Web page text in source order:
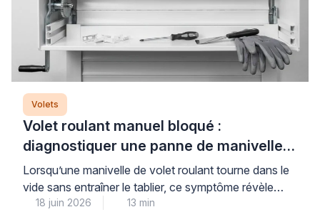
Volets
Volet roulant manuel bloqué :
diagnostiquer une panne de manivelle
ou de treuil
Lorsqu’une manivelle de volet roulant tourne dans le
vide sans entraîner le tablier, ce symptôme révèle
généralement un problème au niveau du treuil ou des
18 juin 2026 13 min